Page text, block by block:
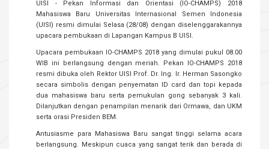
UISI - Pekan Informasi dan Orientasi (IO-CHAMPS) 2018
Mahasiswa Baru Universitas Internasional Semen Indonesia
(UISI) resmi dimulai Selasa (28/08) dengan diselenggarakannya
upacara pembukaan di Lapangan Kampus B UISI.
Upacara pembukaan IO-CHAMPS 2018 yang dimulai pukul 08.00
WIB ini berlangsung dengan meriah. Pekan IO-CHAMPS 2018
resmi dibuka oleh Rektor UISI Prof. Dr. Ing. Ir. Herman Sasongko
secara simbolis dengan penyematan ID card dan topi kepada
dua mahasiswa baru serta pemukulan gong sebanyak 3 kali.
Dilanjutkan dengan penampilan menarik dari Ormawa, dan UKM
serta orasi Presiden BEM.
Antusiasme para Mahasiswa Baru sangat tinggi selama acara
berlangsung. Meskipun cuaca yang sangat terik dan berada di